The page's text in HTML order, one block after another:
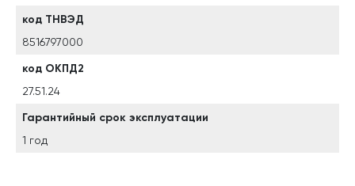
код ТНВЭД
8516797000
код ОКПД2
27.51.24
Гарантийный срок эксплуатации
1 год